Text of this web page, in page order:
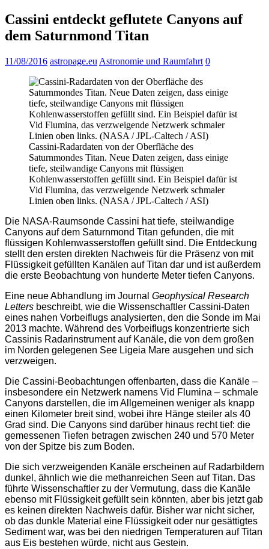
Cassini entdeckt geflutete Canyons auf
dem Saturnmond Titan
11/08/2016 astropage.eu Astronomie und Raumfahrt 0
Cassini-Radardaten von der Oberfläche des
Saturnmondes Titan. Neue Daten zeigen, dass einige
tiefe, steilwandige Canyons mit flüssigen
Kohlenwasserstoffen gefüllt sind. Ein Beispiel dafür ist
Vid Flumina, das verzweigende Netzwerk schmaler
Linien oben links. (NASA / JPL-Caltech / ASI)
Die NASA-Raumsonde Cassini hat tiefe, steilwandige
Canyons auf dem Saturnmond Titan gefunden, die mit
flüssigen Kohlenwasserstoffen gefüllt sind. Die Entdeckung
stellt den ersten direkten Nachweis für die Präsenz von mit
Flüssigkeit gefüllten Kanälen auf Titan dar und ist außerdem
die erste Beobachtung von hunderte Meter tiefen Canyons.
Eine neue Abhandlung im Journal Geophysical Research
Letters beschreibt, wie die Wissenschaftler Cassini-Daten
eines nahen Vorbeiflugs analysierten, den die Sonde im Mai
2013 machte. Während des Vorbeiflugs konzentrierte sich
Cassinis Radarinstrument auf Kanäle, die von dem großen
im Norden gelegenen See Ligeia Mare ausgehen und sich
verzweigen.
Die Cassini-Beobachtungen offenbarten, dass die Kanäle –
insbesondere ein Netzwerk namens Vid Flumina – schmale
Canyons darstellen, die im Allgemeinen weniger als knapp
einen Kilometer breit sind, wobei ihre Hänge steiler als 40
Grad sind. Die Canyons sind darüber hinaus recht tief: die
gemessenen Tiefen betragen zwischen 240 und 570 Meter
von der Spitze bis zum Boden.
Die sich verzweigenden Kanäle erscheinen auf Radarbildern
dunkel, ähnlich wie die methanreichen Seen auf Titan. Das
führte Wissenschaftler zu der Vermutung, dass die Kanäle
ebenso mit Flüssigkeit gefüllt sein könnten, aber bis jetzt gab
es keinen direkten Nachweis dafür. Bisher war nicht sicher,
ob das dunkle Material eine Flüssigkeit oder nur gesättigtes
Sediment war, was bei den niedrigen Temperaturen auf Titan
aus Eis bestehen würde, nicht aus Gestein.